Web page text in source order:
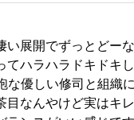
い展開でずっとどー
てハラハラドキドキ
な優しい修司と組織
目なんやけど実はキ